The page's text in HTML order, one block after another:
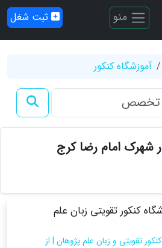
منو ثبت شغل
آموزشگاه کنکور
شهرک امام رضا کرج
کنکور تقویتی زبان علم
تقویتی و زبان علم پژوهان | از